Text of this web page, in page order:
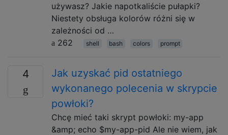
używasz? Jakie napotkaliście pułapki?
Niestety obsługa kolorów różni się w
zależności od …
262
shell bash colors prompt
4
Jak uzyskać pid ostatniego
wykonanego polecenia w skrypcie
powłoki?
Chcę mieć taki skrypt powłoki: my-app
&amp; echo $my-app-pid Ale nie wiem, jak